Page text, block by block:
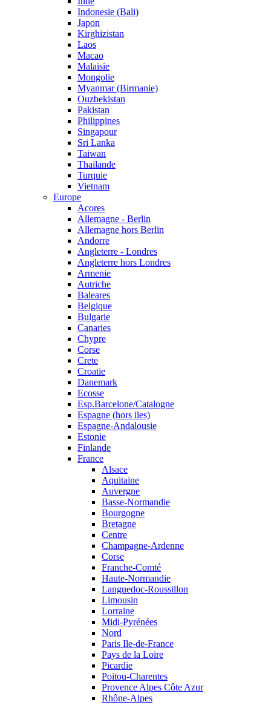
Indonesie (Bali)
Japon
Kirghizistan
Laos
Macao
Malaisie
Mongolie
Myanmar (Birmanie)
Ouzbekistan
Pakistan
Philippines
Singapour
Sri Lanka
Taiwan
Thailande
Turquie
Vietnam
Europe
Acores
Allemagne - Berlin
Allemagne hors Berlin
Andorre
Angleterre - Londres
Angleterre hors Londres
Armenie
Autriche
Baleares
Belgique
Bulgarie
Canaries
Chypre
Corse
Crete
Croatie
Danemark
Ecosse
Esp.Barcelone/Catalogne
Espagne (hors iles)
Espagne-Andalousie
Estonie
Finlande
France
Alsace
Aquitaine
Auvergne
Basse-Normandie
Bourgogne
Bretagne
Centre
Champagne-Ardenne
Corse
Franche-Comté
Haute-Normandie
Languedoc-Roussillon
Limousin
Lorraine
Midi-Pyrénées
Nord
Paris Ile-de-France
Pays de la Loire
Picardie
Poitou-Charentes
Provence Alpes Côte Azur
Rhône-Alpes